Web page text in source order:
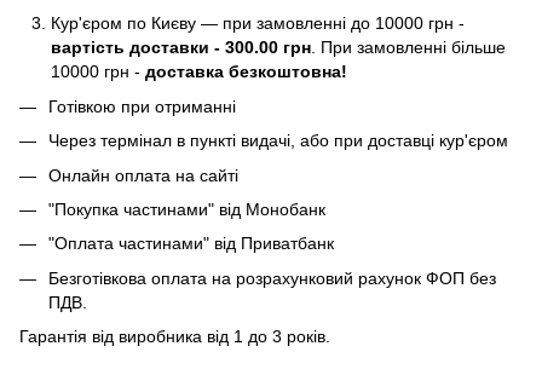
Кур'єром по Києву — при замовленні до 10000 грн -
вартість доставки - 300.00 грн. При замовленні більше
10000 грн - доставка безкоштовна!
Готівкою при отриманні
Через термінал в пункті видачі, або при доставці кур'єром
Онлайн оплата на сайті
"Покупка частинами" від Монобанк
"Оплата частинами" від Приватбанк
Безготівкова оплата на розрахунковий рахунок ФОП без
ПДВ.
Гарантія від виробника від 1 до 3 років.